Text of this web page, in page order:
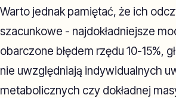
Warto jednak pamiętać, że ich
szacunkowe - najdokładniejsze
obarczone błędem rzędu 10-15%,
nie uwzględniają indywidualnych
metabolicznych czy dokładnej